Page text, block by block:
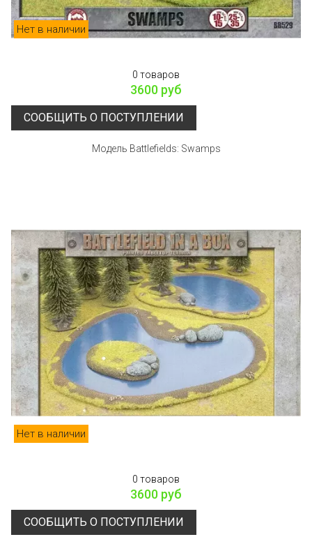
Нет в наличии
0 товаров
3600 руб
СООБЩИТЬ О ПОСТУПЛЕНИИ
Модель Battlefields: Swamps
Нет в наличии
0 товаров
3600 руб
СООБЩИТЬ О ПОСТУПЛЕНИИ